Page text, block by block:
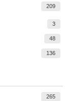
209
3
48
136
265